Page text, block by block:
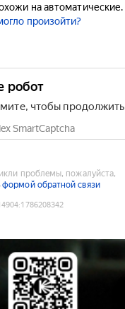
на автоматические.
произойти?
робот
чтобы продолжить
SmartCaptcha
проблемы, пожалуйста,
формой обратной связи
:1786208342